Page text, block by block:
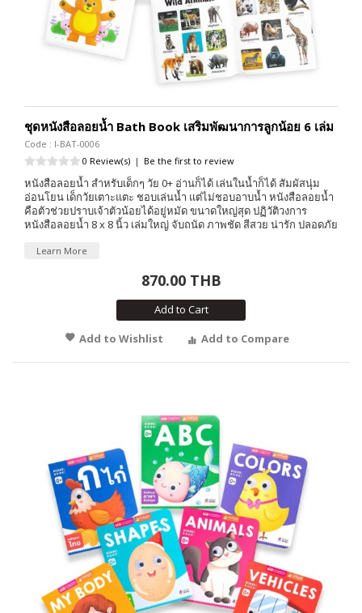
ชุดหนังสือลอยน้ำ Bath Book เสริมพัฒนาการลูกน้อย 6 เล่ม
Code : I-BAT-0006
0 Review(s) | Be the first to review
หนังสือลอยน้ำ สำหรับเด็กๆ วัย 0+ อ่านก็ได้ เล่นในน้ำก็ได้ สัมผัสนุ่ม
อ่อนโยน เด็กวัยเตาะแตะ ชอบเล่นน้ำ แต่ไม่ชอบอาบน้ำ หนังสือลอยน้ำ
คือตัวช่วยปราบเจ้าตัวน้อยได้อยู่หมัด ขนาดใหญ่สุด ปฏิวัติวงการ
หนังสือลอยน้ำ 8 x 8 นิ้ว เล่มใหญ่ จับถนัด ภาพชัด สีสวย น่ารัก ปลอดภัย
Learn More
870.00 THB
Add to Cart
Add to Wishlist
Add to Compare